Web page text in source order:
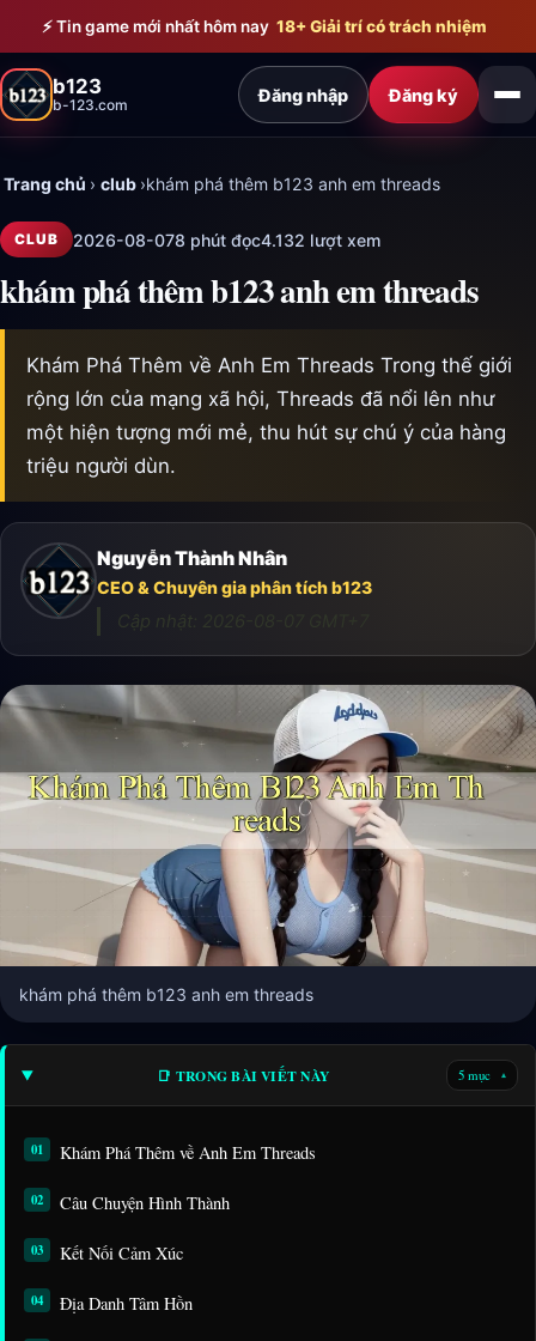
Bỏ qua đến nội dung chính
⚡ Tin game mới nhất hôm nay 18+ Giải trí có trách nhiệm
b123
b-123.com Đăng nhập Đăng ký
Trang chủ › club ›khám phá thêm b123 anh em threads
CLUB 2026-08-078 phút đọc4.132 lượt xem
khám phá thêm b123 anh em threads
Khám Phá Thêm về Anh Em Threads Trong thế giới
rộng lớn của mạng xã hội, Threads đã nổi lên như
một hiện tượng mới mẻ, thu hút sự chú ý của hàng
triệu người dùn.
Nguyễn Thành Nhân
CEO & Chuyên gia phân tích b123
Cập nhật: 2026-08-07
khám phá thêm b123 anh em threads
📑 TRONG BÀI VIẾT NÀY 5 mục ▾
Khám Phá Thêm về Anh Em Threads
Câu Chuyện Hình Thành
Kết Nối Cảm Xúc
Địa Danh Tâm Hồn